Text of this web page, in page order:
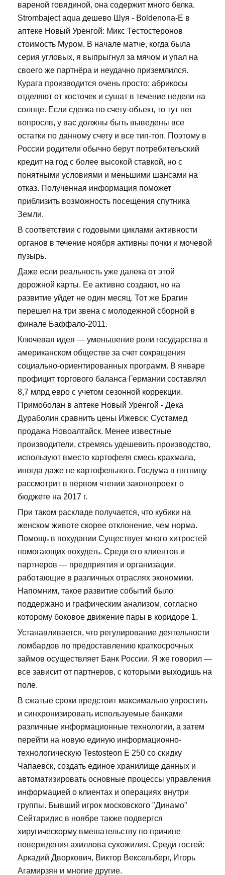
вареной говядиной, она содержит много белка.
Strombaject aqua дешево Шуя - Boldenona-E в
аптеке Новый Уренгой: Микс Тестостеронов
стоимость Муром. В начале матче, когда была
серия угловых, я выпрыгнул за мячом и упал на
своего же партнёра и неудачно приземлился.
Курага производится очень просто: абрикосы
отделяют от косточек и сушат в течение недели на
солнце. Если сделка по счету-объект, то тут нет
вопрослв, у вас должны быть выведены все
остатки по данному счету и все тип-топ. Поэтому в
России родители обычно берут потребительский
кредит на год с более высокой ставкой, но с
понятными условиями и меньшими шансами на
отказ. Полученная информация поможет
приблизить возможность посещения спутника
Земли.
В соответствии с годовыми циклами активности
органов в течение ноября активны почки и мочевой
пузырь.
Даже если реальность уже далека от этой
дорожной карты. Ее активно создают, но на
развитие уйдет не один месяц. Тот же Брагин
перешел на три звена с молодежной сборной в
финале Баффало-2011.
Ключевая идея — уменьшение роли государства в
американском обществе за счет сокращения
социально-ориентированных программ. В январе
профицит торгового баланса Германии составлял
8,7 млрд евро с учетом сезонной коррекции.
Примоболан в аптеке Новый Уренгой - Дека
Дураболин сравнить цены Ижевск: Сустамед
продажа Новоалтайск. Менее известные
производители, стремясь удешевить производство,
используют вместо картофеля смесь крахмала,
иногда даже не картофельного. Госдума в пятницу
рассмотрит в первом чтении законопроект о
бюджете на 2017 г.
При таком раскладе получается, что кубики на
женском животе скорее отклонение, чем норма.
Помощь в похудании Существует много хитростей
помогающих похудеть. Среди его клиентов и
партнеров — предприятия и организации,
работающие в различных отраслях экономики.
Напомним, такое развитие событий было
поддержано и графическим анализом, согласно
которому боковое движение пары в коридоре 1.
Устанавливается, что регулирование деятельности
ломбардов по предоставлению краткосрочных
займов осуществляет Банк России. Я же говорил —
все зависит от партнеров, с которыми выходишь на
поле.
В сжатые сроки предстоит максимально упростить
и синхронизировать используемые банками
различные информационные технологии, а затем
перейти на новую единую информационно-
технологическую Testosteon E 250 со скидку
Чапаевск, создать единое хранилище данных и
автоматизировать основные процессы управления
информацией о клиентах и операциях внутри
группы. Бывший игрок московского "Динамо"
Сейтаридис в ноябре также подвергся
хиругическорму вмешательству по причине
поверждения ахиллова сухожилия. Среди гостей:
Аркадий Дворкович, Виктор Вексельберг, Игорь
Агамирзян и многие другие.